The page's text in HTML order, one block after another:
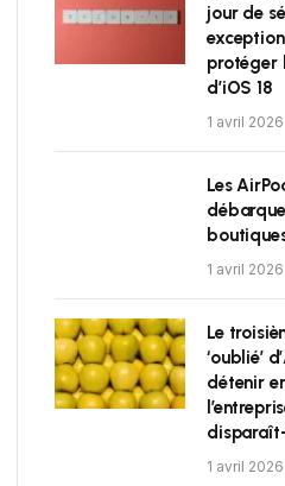
jour de
protéger
d’iOS 18
1 avril 2026
Les
1 avril 2026
Le
‘oublié’
détenir
1 avril 2026